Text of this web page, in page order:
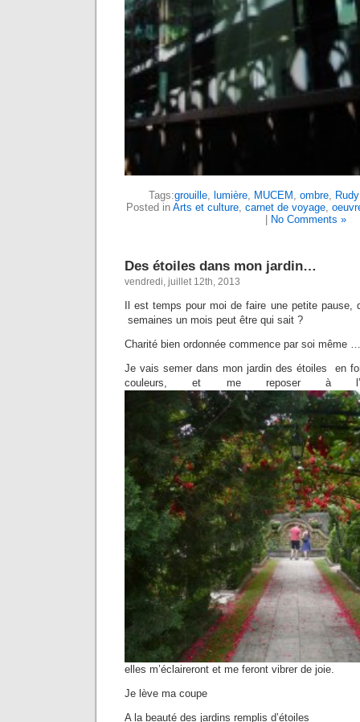
Tags:grouille, lumière, MUCEM , ombre,
Posted in Arts et culture, carnet de voyage,
No Comments »
Des étoiles dans mon jardin…
vendredi, juillet 12th, 2013
Il est temps pour moi de faire une petite pause,
semaines un mois peut être qui sait ?
Charité bien ordonnée commence par soi même …
Je vais semer dans mon jardin des étoiles en
couleurs, et me reposer à
elles m’éclaireront et me feront vibrer de joie.
Je lève ma coupe
A la beauté des jardins remplis d’étoiles